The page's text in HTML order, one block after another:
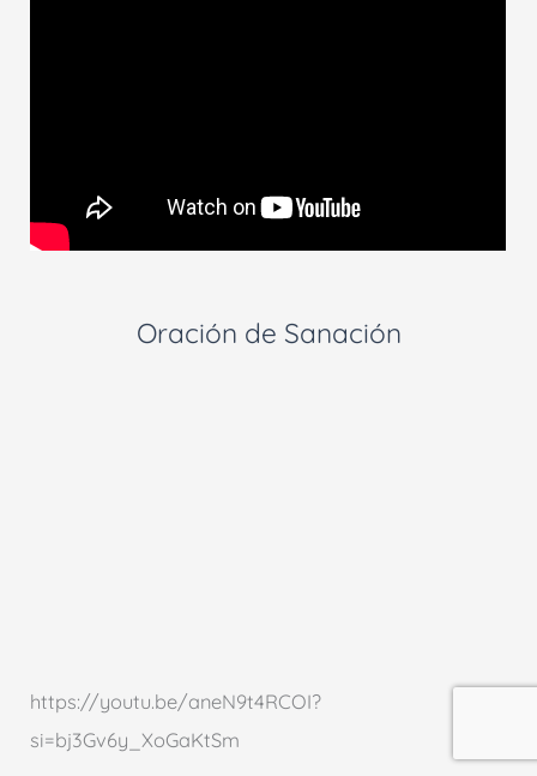
Oración de Sanación
https://youtu.be/aneN9t4RCOI?
si=bj3Gv6y_XoGaKtSm